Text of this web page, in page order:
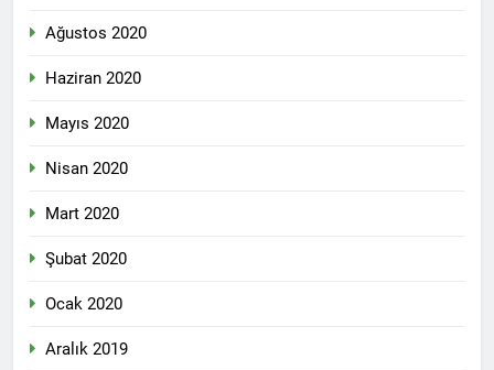
Ağustos 2020
Haziran 2020
Mayıs 2020
Nisan 2020
Mart 2020
Şubat 2020
Ocak 2020
Aralık 2019